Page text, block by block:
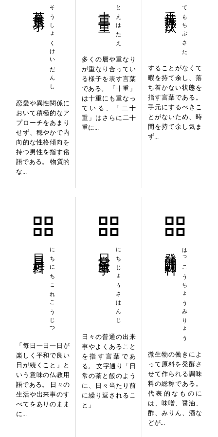
そうしょくけいだんし
恋愛や異性関係に
おいて積極的なア
プローチをあまり
せず、穏やかで内
向的な性格傾向を
持つ男性を指す俗
語である。 物質的
な...
とえはたえ
多くの層や重なり
が重なり合ってい
る様子を表す言葉
である。 「十重」
は十重にも重なっ
ている、「二十
重」はさらに二十
重に...
てもちぶさた
することがなくて
暇を持て余し、落
ち着かない状態を
指す言葉である。
手元にするべきこ
とがないため、時
間を持て余し気ま
ず...
にちにちこれこうじつ
「毎日一日一日が
楽しく平和で良い
日が続くこと」と
いう意味の仏教用
語である。 日々の
生活や出来事のす
べてをありのまま
に...
にちじょうさはんじ
日々の普通の出来
事やよくあること
を指す言葉であ
る。 文字通り「日
常の茶と飯のよう
に、日々当たり前
に繰り返されるこ
と」...
はっこうちょうみりょう
微生物の働きによ
って原料を発酵さ
せて作られる調味
料の総称である。
代表的なものに
は、味噌、醤油、
酢、みりん、酒な
どが...